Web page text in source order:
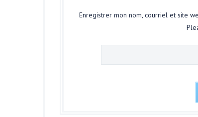
Enregistrer mon nom, courriel et site